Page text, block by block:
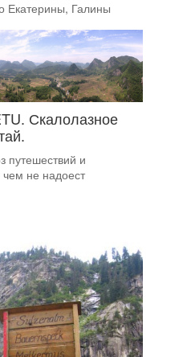
Екатерины, Галины
Скалолазное
путешествий и
чем не надоест